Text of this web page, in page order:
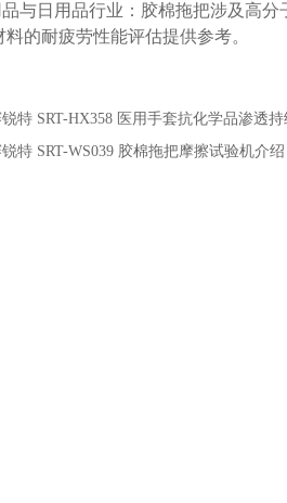
与日用品行业：胶棉拖把涉及高
的耐疲劳性能评估提供参考。
特 SRT-HX358 医用手套抗化学品渗透
特 SRT-WS039 胶棉拖把摩擦试验机介